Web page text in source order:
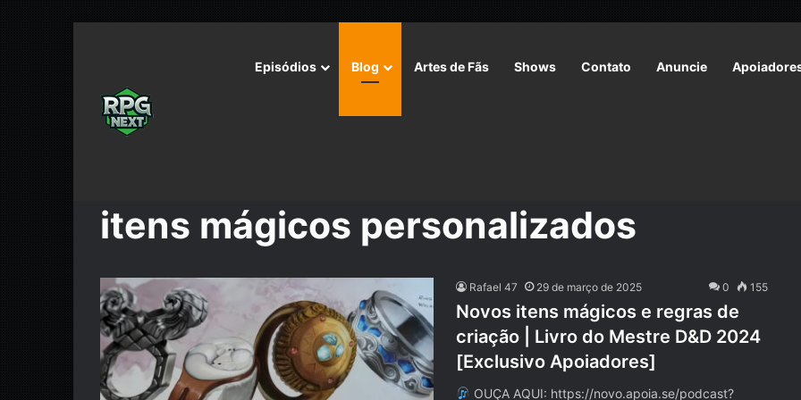
Episódios Blog Artes de Fãs Shows Contato Anuncie
itens mágicos personalizados
Rafael 47 29 de março de 2025 0 155
Novos itens mágicos e regras de
criação | Livro do Mestre D&D 2024
[Exclusivo Apoiadores]
OUÇA AQUI: https://novo.apoia.se/podcast?